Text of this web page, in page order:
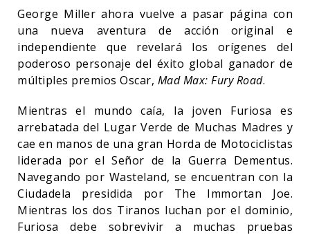
George Miller ahora vuelve a pasar página con
una nueva aventura de acción original e
independiente que revelará los orígenes del
poderoso personaje del éxito global ganador de
múltiples premios Oscar, Mad Max: Fury Road.
Mientras el mundo caía, la joven Furiosa es
arrebatada del Lugar Verde de Muchas Madres y
cae en manos de una gran Horda de Motociclistas
liderada por el Señor de la Guerra Dementus.
Navegando por Wasteland, se encuentran con la
Ciudadela presidida por The Immortan Joe.
Mientras los dos Tiranos luchan por el dominio,
Furiosa debe sobrevivir a muchas pruebas